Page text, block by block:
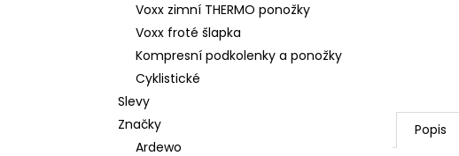
Voxx zimní THERMO ponožky
Voxx froté šlapka
Kompresní podkolenky a ponožky
Cyklistické
Slevy
Značky
Ardewo
Popis